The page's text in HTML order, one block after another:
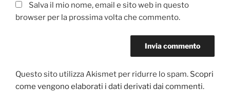
Salva il mio nome, email e sito web in questo
browser per la prossima volta che commento.
Questo sito utilizza Akismet per ridurre lo spam. Scopri
come vengono elaborati i dati derivati dai commenti.